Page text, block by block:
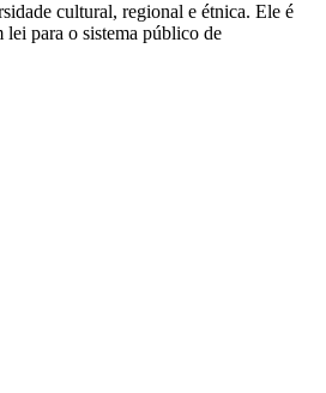
cultural, regional e étnica. Ele é
para o sistema público de